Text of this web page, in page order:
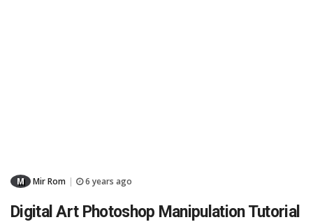
M Mir Rom 6 years ago
Digital Art Photoshop Manipulation Tutorial